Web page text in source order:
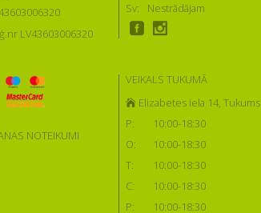
LV43603006320
NOTEIKUMI
Sv:
Nestrādājam
VEIKALS TUKUMĀ
Elizabetes iela 14, Tukums
P:
10:00-18:30
O:
10:00-18:30
T:
10:00-18:30
C:
10:00-18:30
P:
10:00-18:30